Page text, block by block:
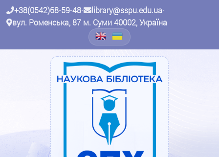
+38(0542)68-59-48• library@sspu.edu.ua•
вул. Роменська, 87 м. Суми 40002, Україна